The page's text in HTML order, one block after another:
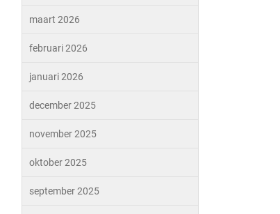
maart 2026
februari 2026
januari 2026
december 2025
november 2025
oktober 2025
september 2025